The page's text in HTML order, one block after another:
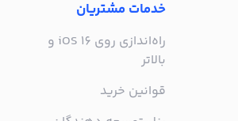
خدمات مشتریان
راه‌اندازی روی iOS 16 و
بالاتر
قوانین خرید